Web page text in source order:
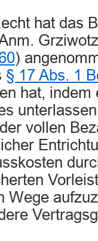
hat das
)
§ 17 Abs. 1
hat, indem
vollen
Wege